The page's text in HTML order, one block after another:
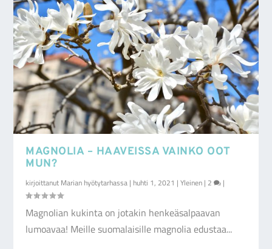
MAGNOLIA – HAAVEISSA VAINKO OOT
MUN?
kirjoittanut Marian hyötytarhassa | huhti 1, 2021 |Yleinen | 2 |
Magnolian kukinta on jotakin henkeäsalpaavan
lumoavaa! Meille suomalaisille magnolia edustaa...